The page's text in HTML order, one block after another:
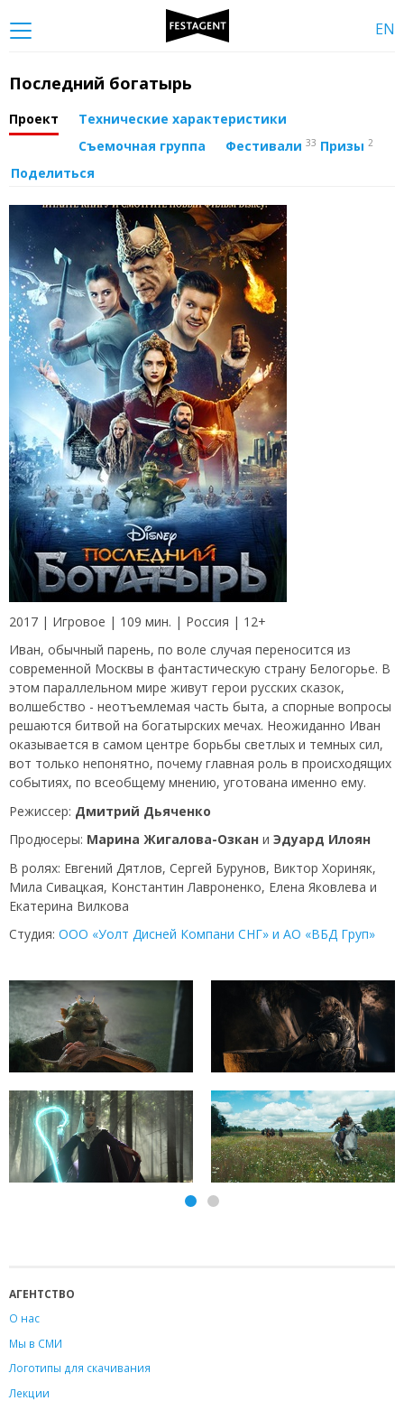
EN
Последний богатырь
Проект
Технические характеристики
Съемочная группа
Фестивали 33 Призы 2
Поделиться
2017 | Игровое | 109 мин. | Россия | 12+
Иван, обычный парень, по воле случая переносится из
современной Москвы в фантастическую страну Белогорье. В
этом параллельном мире живут герои русских сказок,
волшебство - неотъемлемая часть быта, а спорные вопросы
решаются битвой на богатырских мечах. Неожиданно Иван
оказывается в самом центре борьбы светлых и темных сил,
вот только непонятно, почему главная роль в происходящих
событиях, по всеобщему мнению, уготована именно ему.
Режиссер: Дмитрий Дьяченко
Продюсеры: Марина Жигалова-Озкан и Эдуард Илоян
В ролях: Евгений Дятлов, Сергей Бурунов, Виктор Хориняк,
Мила Сивацкая, Константин Лавроненко, Елена Яковлева и
Екатерина Вилкова
Студия: ООО «Уолт Дисней Компани СНГ» и АО «ВБД Груп»
АГЕНТСТВО
О нас
Мы в СМИ
Логотипы для скачивания
Лекции